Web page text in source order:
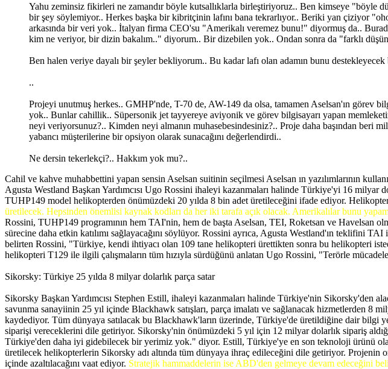
Yahu zeminsiz fikirleri ne zamandır böyle kutsallıklarla birleştiriyoruz.. Ben kimseye "böyle
bir şey söylemiyor.. Herkes başka bir kibritçinin lafını bana tekrarlıyor.. Beriki yan çiziyor
arkasında bir veri yok.. İtalyan firma CEO'su "Amerikalı veremez bunu!" diyormuş da..
kim ne veriyor, bir dizin bakalım.." diyorum.. Bir dizebilen yok.. Ondan sonra da "farklı
Ben halen veriye dayalı bir şeyler bekliyorum.. Bu kadar lafı olan adamın bunu
..
Projeyi unutmuş herkes.. GMHP'nde, T-70 de, AW-149 da olsa, tamamen Aselsan'ın görev
yok.. Bunlar cahillik.. Süpersonik jet tayyereye aviyonik ve görev bilgisayarı yapan
neyi veriyorsunuz?.. Kimden neyi almanın muhasebesindesiniz?.. Proje daha başından
yabancı müşterilerine bir opsiyon olarak sunacağını değerlendirdi..
Ne dersin tekerlekçi?.. Hakkım yok mu?..
Cahil ve kahve muhabbettini yapan sensin Aselsan suitinin seçilmesi Aselsan ın yazılımlarının
Agusta Westland Başkan Yardımcısı Ugo Rossini ihaleyi kazanmaları halinde Türkiye'yi 16
TUHP149 model helikopterden önümüzdeki 20 yılda 8 bin adet üretileceğini ifade ediyor.
üretilecek. Hepsinden önemlisi kaynak kodları da her iki tarafa açık olacak. Amerikalılar bunu
Rossini, TUHP149 programının hem TAI'nin, hem de başta Aselsan, TEI, Roketsan ve Havelsan
sürecine daha etkin katılımı sağlayacağını söylüyor. Rossini ayrıca, Agusta Westland'ın teklifini
belirten Rossini, "Türkiye, kendi ihtiyacı olan 109 tane helikopteri ürettikten sonra bu helikopteri
helikopteri T129 ile ilgili çalışmaların tüm hızıyla sürdüğünü anlatan Ugo Rossini, "Terörle
Sikorsky: Türkiye 25 yılda 8 milyar dolarlık parça satar
Sikorsky Başkan Yardımcısı Stephen Estill, ihaleyi kazanmaları halinde Türkiye'nin
savunma sanayiinin 25 yıl içinde Blackhawk satışları, parça imalatı ve sağlanacak hizmetlerden
kaydediyor. Tüm dünyaya satılacak bu Blackhawk'ların üzerinde, Türkiye'de üretildiğine dair bilgi
siparişi vereceklerini dile getiriyor. Sikorsky'nin önümüzdeki 5 yıl için 12 milyar dolarlık sipariş
Türkiye'den daha iyi gidebilecek bir yerimiz yok." diyor. Estill, Türkiye'ye en son teknoloji ürünü
üretilecek helikopterlerin Sikorsky adı altında tüm dünyaya ihraç edileceğini dile getiriyor. Projenin
içinde azaltılacağını vaat ediyor. Stratejik hammaddelerin ise ABD'den gelmeye devam edeceğini